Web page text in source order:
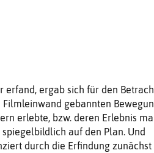
erfand, ergab sich für den
gebannten
erlebte, bzw. deren Erlebnis
auf den Plan. Und
durch die Erfin­dung zunächst